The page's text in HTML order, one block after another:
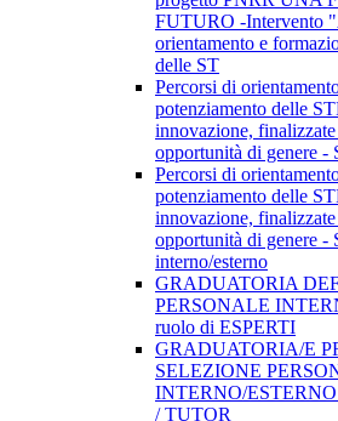
FUTURO -Intervento
orientamento e
delle ST
Percorsi di
potenziamento delle
innovazione,
opportunità di genere -
Percorsi di
potenziamento delle
innovazione,
opportunità di genere -
interno/esterno
GRADUATORIA
PERSONALE
ruolo di ESPERTI
GRADUATORIA/E
SELEZIONE
INTERNO/
/ TUTOR